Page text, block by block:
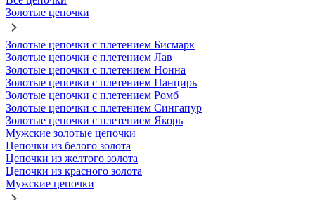
Золотые цепочки
Золотые цепочки с плетением Бисмарк
Золотые цепочки с плетением Лав
Золотые цепочки с плетением Нонна
Золотые цепочки с плетением Панцирь
Золотые цепочки с плетением Ромб
Золотые цепочки с плетением Сингапур
Золотые цепочки с плетением Якорь
Мужские золотые цепочки
Цепочки из белого золота
Цепочки из желтого золота
Цепочки из красного золота
Мужские цепочки